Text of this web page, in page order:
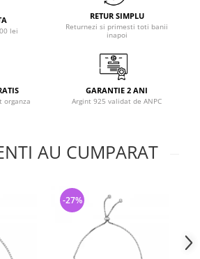
lei
RETUR SIMPLU
Returnezi si primesti toti banii
inapoi
organza
GARANTIE 2 ANI
Argint 925 validat de ANPC
AU CUMPARAT
-27%